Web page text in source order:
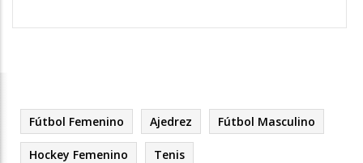
Fútbol Femenino Ajedrez Fútbol Masculino
Hockey Femenino Tenis